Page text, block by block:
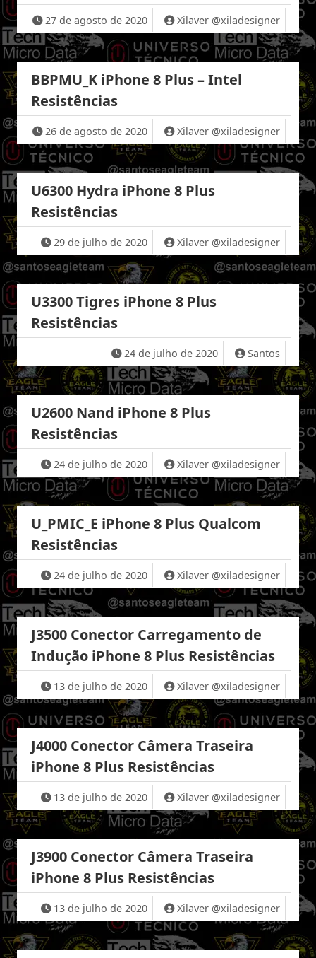
27 de agosto de 2020 Xilaver @xiladesigner
BBPMU_K iPhone 8 Plus – Intel
Resistências
26 de agosto de 2020 Xilaver @xiladesigner
U6300 Hydra iPhone 8 Plus
Resistências
29 de julho de 2020 Xilaver @xiladesigner
U3300 Tigres iPhone 8 Plus
Resistências
24 de julho de 2020 Santos
U2600 Nand iPhone 8 Plus
Resistências
24 de julho de 2020 Xilaver @xiladesigner
U_PMIC_E iPhone 8 Plus Qualcom
Resistências
24 de julho de 2020 Xilaver @xiladesigner
J3500 Conector Carregamento de
Indução iPhone 8 Plus Resistências
13 de julho de 2020 Xilaver @xiladesigner
J4000 Conector Câmera Traseira
iPhone 8 Plus Resistências
13 de julho de 2020 Xilaver @xiladesigner
J3900 Conector Câmera Traseira
iPhone 8 Plus Resistências
13 de julho de 2020 Xilaver @xiladesigner